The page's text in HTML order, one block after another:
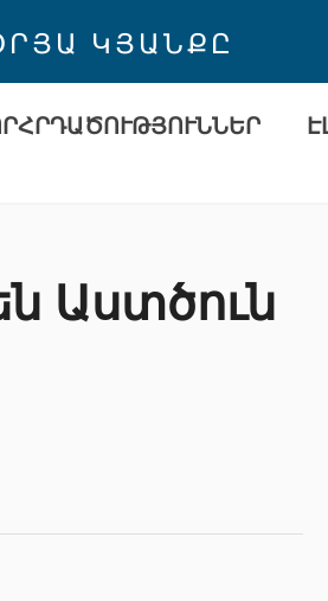
ԿՅԱՆՔԸ
Աստծուն